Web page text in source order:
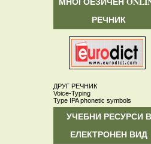
РЕЧНИК
ДРУГ РЕЧНИК
Voice-Typing
Type IPA phonetic symbols
УЧЕБНИ РЕСУРСИ В
ЕЛЕКТРОНЕН ВИД